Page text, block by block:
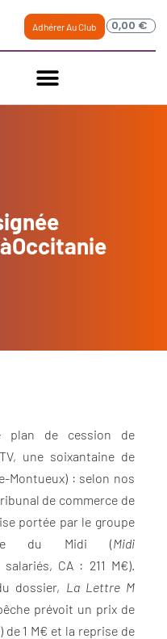
Adhérer Au Club 0,00 €
plan de cession de
une soixantaine de
Montueux) : selon nos
de commerce de
portée par le groupe
du Midi (Midi
salariés, CA : 211 M€).
dossier, La Lettre M
prévoit un prix de
de 1 M€ et la reprise de